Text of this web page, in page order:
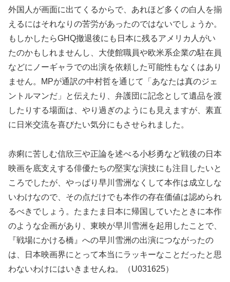
外国人が画面に出てくるからで、あれほど多くの白人を揃
えるにはそれなりの苦労があったのではないでしょうか。
もしかしたらGHQ撤退後にも日本に残るアメリカ人がい
たのかもしれませんし、大使館職員や欧米系企業の駐在員
などにノーギャラでの出演を依頼した可能性もなくはあり
ません。MPが通訳の中村哲を通じて「あなたは真のジェ
ントルマンだ」と伝えたり、弁護団に記念として遺品を渡
したりする場面は、やり過ぎのようにも見えますが、素直
に日米交流を喜びたい気分にもさせられました。
赤痢に苦しむ信欣三や正論を述べる小杉勇など戦後の日本
映画を底支えする俳優たちの堅実な演技にも注目したいと
ころでしたが、やっぱり早川雪洲なくして本作は成立しな
いわけなので、その点だけでも本作の存在価値は認められ
るべきでしょう。たまたま日本に帰国していたときに本作
のような企画があり、東映が早川雪洲を起用したことで、
『戦場にかける橋』への早川雪洲の出演につながったの
は、日本映画界にとって本当にラッキーなことだったと思
わないわけにはいきませんね。（U031625）